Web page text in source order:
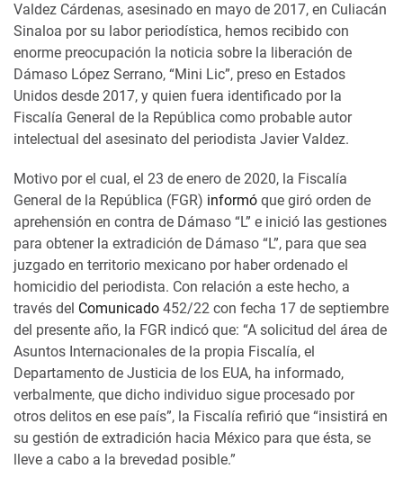
Valdez Cárdenas, asesinado en mayo de 2017, en Culiacán
Sinaloa por su labor periodística, hemos recibido con
enorme preocupación la noticia sobre la liberación de
Dámaso López Serrano, “Mini Lic”, preso en Estados
Unidos desde 2017, y quien fuera identificado por la
Fiscalía General de la República como probable autor
intelectual del asesinato del periodista Javier Valdez.
Motivo por el cual, el 23 de enero de 2020, la Fiscalía
General de la República (FGR) informó que giró orden de
aprehensión en contra de Dámaso “L” e inició las gestiones
para obtener la extradición de Dámaso “L”, para que sea
juzgado en territorio mexicano por haber ordenado el
homicidio del periodista. Con relación a este hecho, a
través del Comunicado 452/22 con fecha 17 de septiembre
del presente año, la FGR indicó que: “A solicitud del área de
Asuntos Internacionales de la propia Fiscalía, el
Departamento de Justicia de los EUA, ha informado,
verbalmente, que dicho individuo sigue procesado por
otros delitos en ese país”, la Fiscalía refirió que “insistirá en
su gestión de extradición hacia México para que ésta, se
lleve a cabo a la brevedad posible.”